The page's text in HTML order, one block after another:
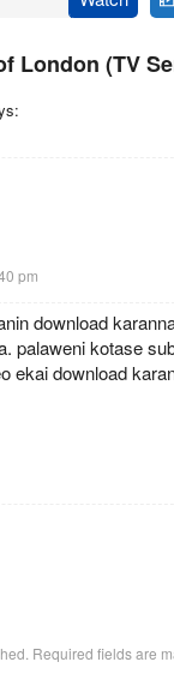
November
Bernard
London (TV
pm
download
palaweni kotase
ekai download
Required fields are